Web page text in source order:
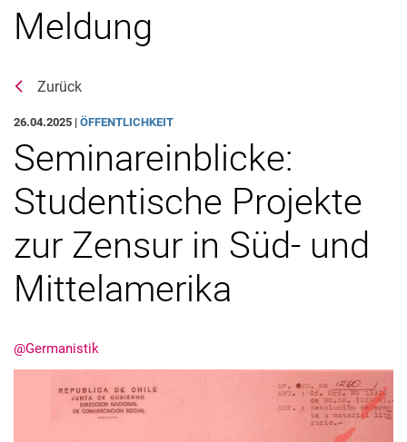
Meldung
Zurück
26.04.2025 | ÖFFENTLICHKEIT
Seminareinblicke:
Studentische Projekte
zur Zensur in Süd- und
Mittelamerika
@Germanistik